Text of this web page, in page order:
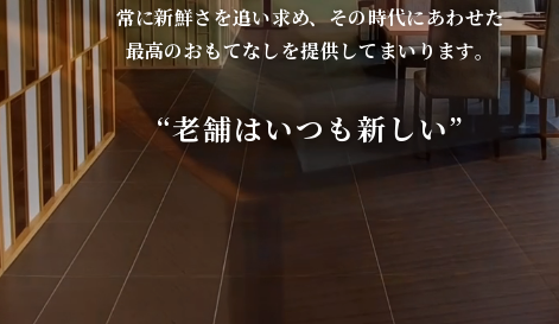
常に新鮮さを追い求め、その時代にあわせた
最高のおもてなしを提供してまいります。
“老舗はいつも新しい”